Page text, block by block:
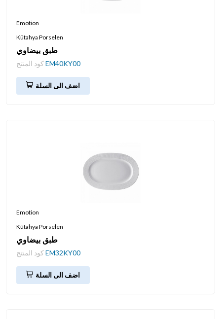
Emotion
Kütahya Porselen
طبق بيضاوي
EM40KY00
اضف الى السلة
Emotion
Kütahya Porselen
طبق بيضاوي
EM32KY00
اضف الى السلة